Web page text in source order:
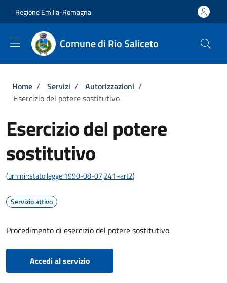
Regione Emilia-Romagna
Comune di Rio Saliceto
Briciole di pane
Home / Servizi / Autorizzazioni /
Esercizio del potere sostitutivo
Esercizio del potere
sostitutivo
(urn:nir:stato:legge:1990-08-07;241~art2)
Servizio attivo
Procedimento di esercizio del potere sostitutivo
Accedi al servizio